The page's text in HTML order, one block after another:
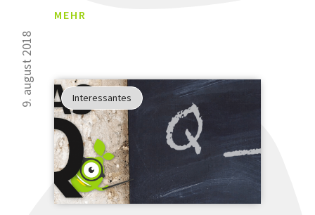
MEHR
9. august 2018 Interessantes